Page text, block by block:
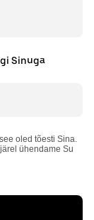
Sinuga
oled tõesti Sina.
ühendame Su